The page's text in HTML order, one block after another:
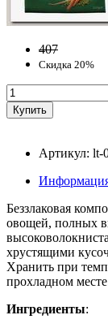
407
Скидка 20%
Артикул: lt-
Беззлаковая
овощей, полных
хрустящими
Хранить при
прохладном
Ингредиенты: